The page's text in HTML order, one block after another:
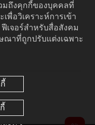
มถึงคุกกี้ของบุคคลที่
พื่อวิเคราะห์การเข้า
เจอร์สำหรับสื่อสังคม
ณาที่ถูกปรับแต่งเฉพาะ